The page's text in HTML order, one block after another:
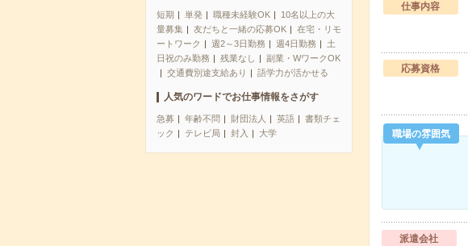
短期 単発 職種未経験OK
10名以上の大
量募集
友だちと一緒の応募OK
在宅・リモ
ートワーク
週2～3日勤務 週4日勤務
土
日祝のみ勤務
残業なし
副業・WワークOK
交通費別途支給あり
語学力が活かせる
人気のワードでお仕事情報をさがす
急募 年齢不問 財団法人 英語
書類チェ
ック
テレビ局 封入 大学
仕事内容
応募資格
職場の雰囲気
派遣会社